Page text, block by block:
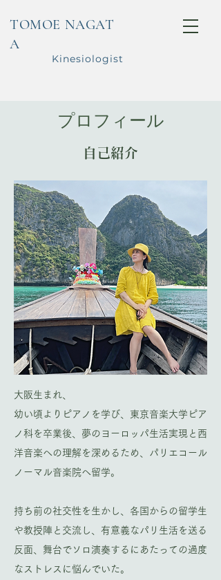
Kinesiologist
TOMOE NAGAT
A
プロフィール
​自己紹介
大阪生まれ、
幼い頃よりピアノを学び、東京音楽大学ピア
ノ科を卒業後、夢のヨーロッパ生活実現と西
洋音楽への理解を深めるため、パリエコール
ノーマル音楽院へ留学。
持ち前の社交性を生かし、各国からの留学生
や教授陣と交流し、有意義なパリ生活を送る
反面、舞台でソロ演奏するにあたっての過度
なストレスに悩んでいた。